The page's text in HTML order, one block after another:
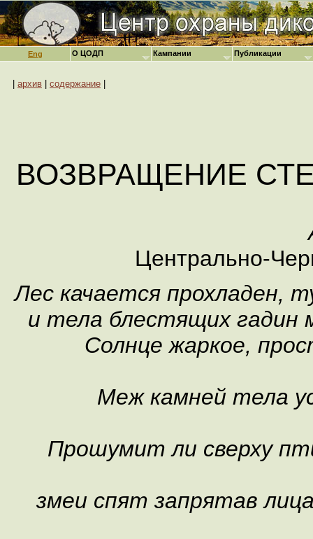
Eng
архив содержание
ВОЗВРАЩЕНИЕ
Центрально-
Лес качается прохладен,
и тела блестящих гадин
Солнце жаркое,
Меж камней тела
Прошумит ли сверху
змеи спят запрятав
О ЦОДП Кампании Публикации